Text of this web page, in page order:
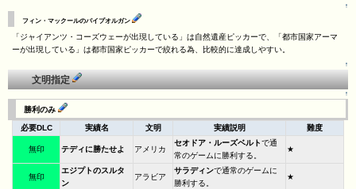
↑
フィン・マックールのパイプオルガン
「ジャイアンツ・コーズウェーが出現している」は自然遺産ピッカーで、「都市国家アーマ
ーが出現している」は都市国家ピッカーで絞れる為、比較的に達成しやすい。
↑
文明指定
↑
勝利のみ
必要DLC 実績名 文明 実績説明 難度
無印 テディに勝たせよ アメリカ
セオドア・ルーズベルトで通
常のゲームに勝利する。
★
無印
エジプトのスルタ
ン
アラビア
サラディンで通常のゲームに
勝利する。
★